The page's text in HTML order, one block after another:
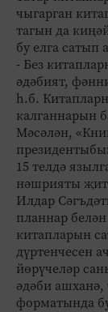
чыгарган
тагын да
бу елга сатып
- Без
әдәбият,
һ.б.
калганнарын
Мәсәлән,
15 телдә
нәшрияты
Илдар
планнар
китапларын
дүртенчесен
йөрүчеләр
әдәби
форматында